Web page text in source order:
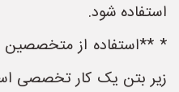
استفاده شود.
* **استفاده از
زیر بتن یک کار تخصصی